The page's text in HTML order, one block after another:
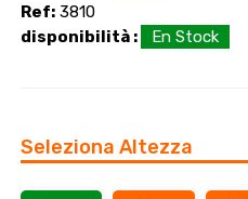
Ref: 3810
disponibilità :
En Stock
Seleziona Altezza